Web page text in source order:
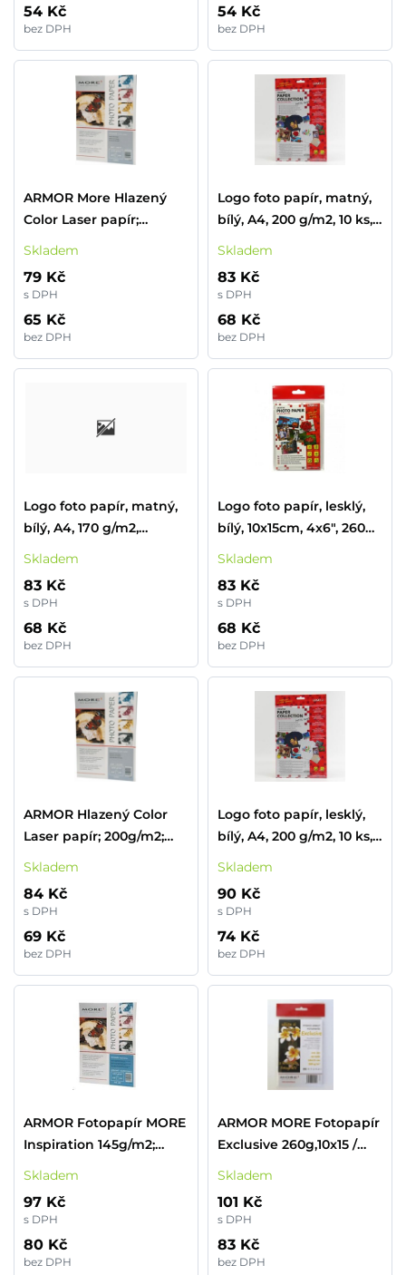
54 Kč
bez DPH
54 Kč
bez DPH
ARMOR More Hlazený
Color Laser papír;
195g/m2; matt, 25 listů,
Skladem
79 Kč
s DPH
65 Kč
bez DPH
Logo foto papír, matný,
bílý, A4, 200 g/m2, 10 ks,
laserový
Skladem
83 Kč
s DPH
68 Kč
bez DPH
Logo foto papír, matný,
bílý, A4, 170 g/m2,
1440dpi, 20 ks, 16668,
Skladem
83 Kč
s DPH
68 Kč
bez DPH
Logo foto papír, lesklý,
bílý, 10x15cm, 4x6", 260
g/m2, 2880dpi, 20 ks,
Skladem
83 Kč
s DPH
68 Kč
bez DPH
ARMOR Hlazený Color
Laser papír; 200g/m2;
oboustranný-glossy, 25
Skladem
84 Kč
s DPH
69 Kč
bez DPH
Logo foto papír, lesklý,
bílý, A4, 200 g/m2, 10 ks,
laserový
Skladem
90 Kč
s DPH
74 Kč
bez DPH
ARMOR Fotopapír MORE
Inspiration 145g/m2;
glossy, 20 listů, A4
Skladem
97 Kč
s DPH
80 Kč
bez DPH
ARMOR MORE Fotopapír
Exclusive 260g,10x15 /
glossy,20 listů, photo
Skladem
101 Kč
s DPH
83 Kč
bez DPH